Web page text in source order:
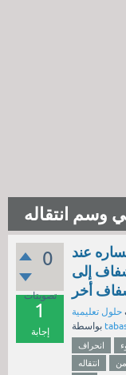
وسم انتقاله
0
تصويتات
1
إجابة
عند
إلى
أخر
حلول تعليمية
انحراف
انتقاله
من